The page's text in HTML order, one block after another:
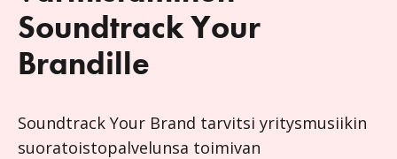
Soundtrack Your
Brandille
Soundtrack Your Brand tarvitsi yritysmusiikin
suoratoistopalvelunsa toimivan